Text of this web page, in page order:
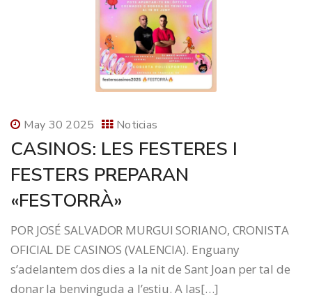
May 30 2025 Noticias
CASINOS: LES FESTERES I
FESTERS PREPARAN
«FESTORRÀ»
POR JOSÉ SALVADOR MURGUI SORIANO, CRONISTA
OFICIAL DE CASINOS (VALENCIA). Enguany
s’adelantem dos dies a la nit de Sant Joan per tal de
donar la benvinguda a l’estiu. A las[…]